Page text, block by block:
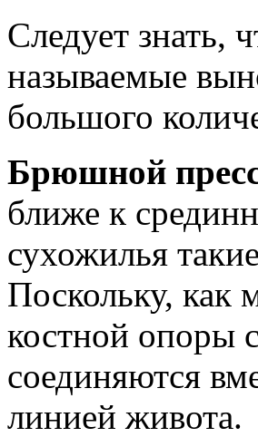
Следует знать,
называемые
большого
Брюшной
ближе к
сухожилья
Поскольку, как
костной опоры
соединяются
линией живота.